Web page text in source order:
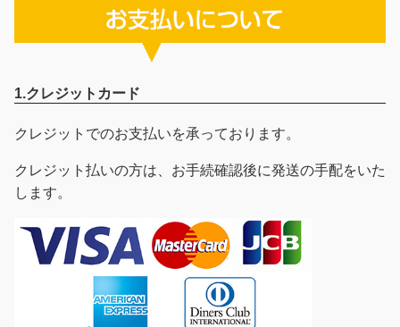
1.クレジットカード
クレジットでのお支払いを承っております。
クレジット払いの方は、お手続確認後に発送の手配をいた
します。